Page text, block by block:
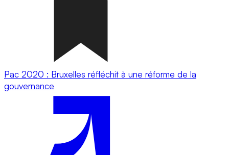
Pac 2020 : Bruxelles réfléchit à une réforme de la
gouvernance